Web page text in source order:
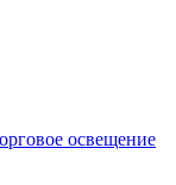
освещение